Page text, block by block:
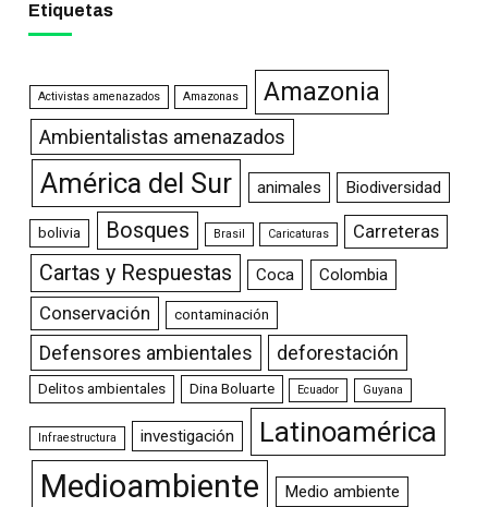
Etiquetas
Activistas amenazados Amazonas Amazonia
Ambientalistas amenazados
América del Sur animales Biodiversidad
bolivia Bosques Brasil Caricaturas Carreteras
Cartas y Respuestas Coca Colombia
Conservación contaminación
Defensores ambientales deforestación
Delitos ambientales Dina Boluarte Ecuador Guyana
Infraestructura investigación Latinoamérica
Medioambiente Medio ambiente